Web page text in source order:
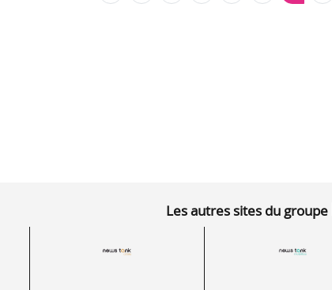
Les autres sites du groupe